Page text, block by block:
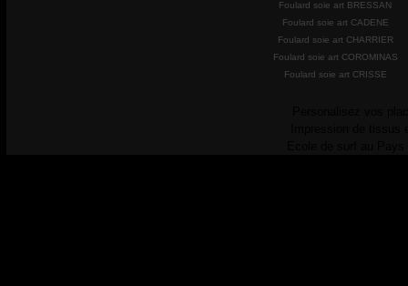
Foulard soie art BRESSAN
Foulard soie art CADENE
Foulard soie art CHARRIER
Foulard soie art COROMINAS
Foulard soie art CRISSE